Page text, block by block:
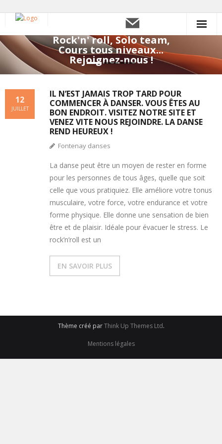
Accueil
Cours hebdomadaires et tarifs
Soirées
Inscription
Rock'n' roll, Solo team,
Cours tous niveaux...
Rejoignez-nous !
IL N’EST JAMAIS TROP TARD POUR
COMMENCER À DANSER. VOUS ÊTES AU
BON ENDROIT. VISITEZ NOTRE SITE ET
VENEZ VITE NOUS REJOINDRE. LA DANSE
REND HEUREUX !
12
JUILLET
Fontenay danses
La danse peut être un moyen de rester en forme
pour les personnes de tous âges, quelle que soit
celle que vous pratiquiez. Elle améliore votre tonus
musculaire, votre force, votre endurance et votre
forme physique. Elle donne une sensation de bien
être et de plaisir. Idéale pour évacuer le stress. Le
rock’n’roll est un
EN SAVOIR PLUS
Thème créé parThink Up Themes Ltd.
Mentions légales